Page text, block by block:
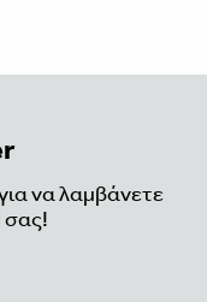
να λαμβάνετε
σας!